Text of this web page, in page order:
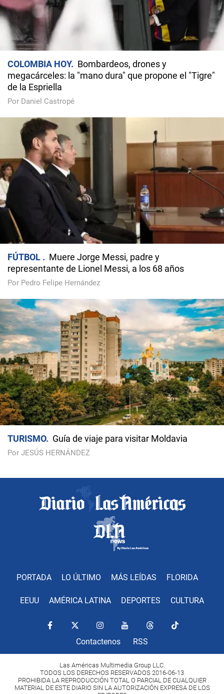
COLOMBIA HOY
Bombardeos, drones y
megacárceles: la "mano dura" que propone el "Tigre"
de la Espriella
Por Daniel Castropé
FÚTBOL
Muere Jorge Messi, padre y
representante de Lionel Messi, a los 68 años
Por Pedro Felipe Hernández
TURISMO Guía de viaje para visitar Moldavia
Por JESÚS HERNÁNDEZ
PORTADA LO ÚLTIMO MÁS LEÍDAS FLORIDA
EEUU AMÉRICA LATINA DEPORTES CULTURA
Contactenos RSS
Las Américas Multimedia Group LLC.
TODOS LOS DERECHOS RESERVADOS 2016-06-13
PROHIBIDA LA REPRODUCCIÓN TOTAL O PARCIAL DE CUALQUIER
MATERIAL DE ESTE DIARIO SIN LA AUTORIZACIÓN EXPRESA DE LOS